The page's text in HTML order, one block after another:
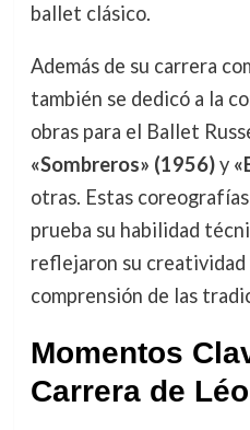
ballet clásico.
Además de su carrera
también se dedicó a la
obras para el Ballet
«Sombreros» (1956)y
otras. Estas
prueba su habilidad
reflejaron su creatividad
comprensión de las
Momentos
Carrera de